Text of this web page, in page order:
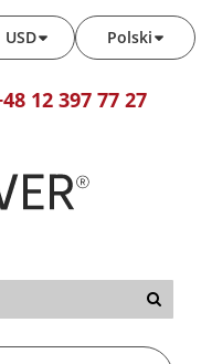
Polski
USD
12 397 77 27